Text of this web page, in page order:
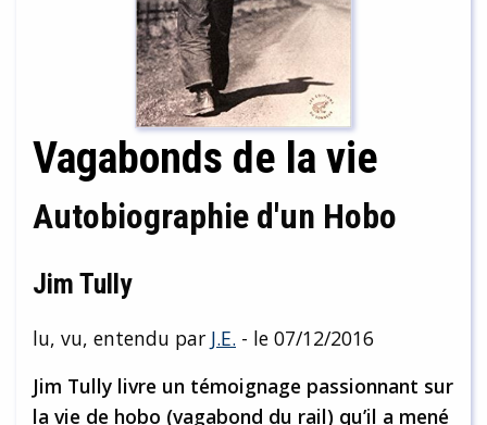
Vagabonds de la vie
Autobiographie d'un Hobo
Jim Tully
lu, vu, entendu par J.E. - le 07/12/2016
Jim Tully livre un témoignage passionnant sur
la vie de hobo (vagabond du rail) qu’il a mené